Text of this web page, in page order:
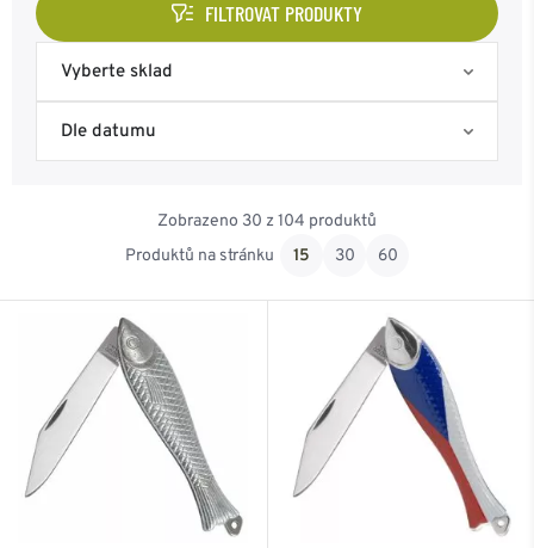
Vyberte sklad
Skladem na eshopu
Skladem Ostrava
Od nejnovějšího
Od nejlevnějšího
Od nejdražšího
Dle datumu
FILTROVAT PRODUKTY
Zobrazeno 30 z 104 produktů
Produktů na stránku
15 30 60